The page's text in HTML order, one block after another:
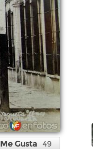
Me Gusta 49